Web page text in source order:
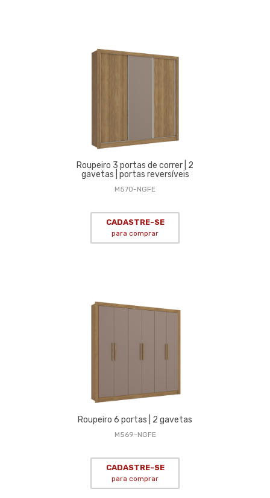
Roupeiro 3 portas de correr | 2
gavetas | portas reversíveis
M570-NGFE
CADASTRE-SE
para comprar
Roupeiro 6 portas | 2 gavetas
M569-NGFE
CADASTRE-SE
para comprar